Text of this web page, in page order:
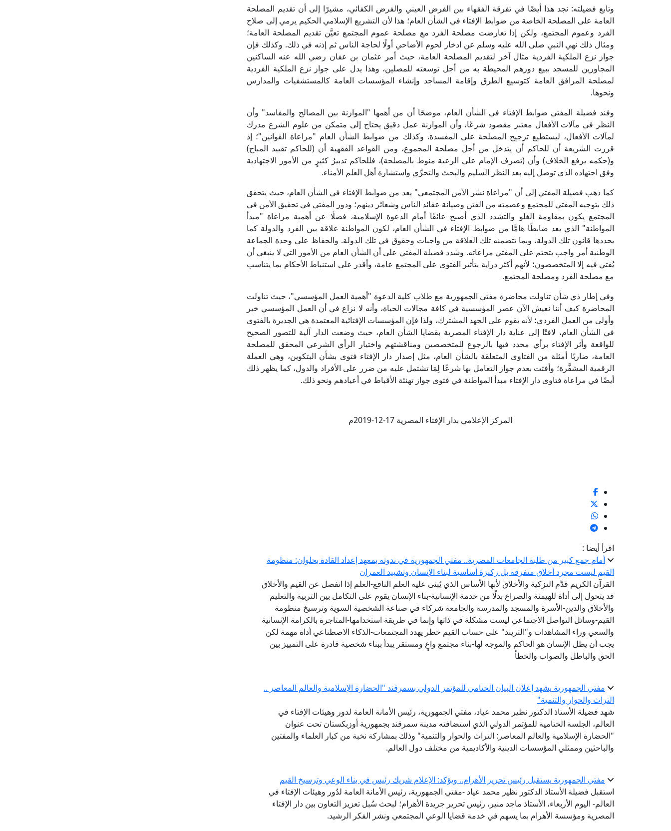
وتابع فضيلته: نجد هذا أيضًا في تفرقة الفقهاء بين الفرض العيني والفرض الكفائي، مشيرًا إلى أن تقديم المصلحة
العامة على المصلحة الخاصة من ضوابط الإفتاء في الشأن العام؛ هذا لأن التشريع الإسلامي الحكيم يرمي إلى صلاح
الفرد وعموم المجتمع، ولكن إذا تعارضت مصلحة الفرد مع مصلحة عموم المجتمع تعيَّن تقديم المصلحة العامة؛
ومثال ذلك نهي النبي صلى الله عليه وسلم عن ادخار لحوم الأضاحي أولًا لحاجة الناس ثم إذنه في ذلك. وكذلك فإن
جواز نزع الملكية الفردية مثال آخر لتقديم المصلحة العامة، حيث أمر عثمان بن عفان رضي الله عنه الساكنين
المجاورين للمسجد ببيع دورهم المحيطة به من أجل توسعته للمصلين، وهذا يدل على جواز نزع الملكية الفردية
لمصلحة المرافق العامة كتوسيع الطرق وإقامة المساجد وإنشاء المؤسسات العامة كالمستشفيات والمدارس
ونحوها.
وفند فضيلة المفتي ضوابط الإفتاء في الشأن العام، موضحًا أن من أهمها "الموازنة بين المصالح والمفاسد" وأن
النظر في مآلات الأفعال معتبر مقصود شرعًا، وأن الموازنة عمل دقيق يحتاج إلى متمكن من علوم الشرع مدرك
لمآلات الأفعال، ليستطيع ترجيح المصلحة على المفسدة. وكذلك من ضوابط الشأن العام "مراعاة القوانين"؛ إذ
قررت الشريعة أن للحاكم أن يتدخل من أجل مصلحة المجموع، ومن القواعد الفقهية أن (للحاكم تقييد المباح)
و(حكمه يرفع الخلاف) وأن (تصرف الإمام على الرعية منوط بالمصلحة)، فللحاكم تدبيرُ كثيرٍ من الأمور الاجتهادية
وفق اجتهاده الذي توصل إليه بعد النظر السليم والبحث والتحرِّي واستشارة أهل العلم الأمناء.
كما ذهب فضيلة المفتي إلى أن "مراعاة نشر الأمن المجتمعي" يعد من ضوابط الإفتاء في الشأن العام، حيث يتحقق
ذلك بتوجيه المفتي للمجتمع وعصمته من الفتن وصيانة عقائد الناس وشعائر دينهم؛ ودور المفتي في تحقيق الأمن في
المجتمع يكون بمقاومة الغلو والتشدد الذي أصبح عائقًا أمام الدعوة الإسلامية، فضلًا عن أهمية مراعاة "مبدأ
المواطنة" الذي يعد ضابطًا هامًّا من ضوابط الإفتاء في الشأن العام، لكون المواطنة علاقة بين الفرد والدولة كما
يحددها قانون تلك الدولة، وبما تتضمنه تلك العلاقة من واجبات وحقوق في تلك الدولة. والحفاظ على وحدة الجماعة
الوطنية أمر واجب يتحتم على المفتي مراعاته. وشدد فضيلة المفتي على أن الشأن العام من الأمور التي لا ينبغي أن
يُفتي فيه إلا المتخصصون؛ لأنهم أكثر دراية بتأثير الفتوى على المجتمع عامة، وأقدر على استنباط الأحكام بما يتناسب
مع مصلحة الفرد ومصلحة المجتمع.
وفي إطار ذي شأن تناولت محاضرة مفتي الجمهورية مع طلاب كلية الدعوة "أهمية العمل المؤسسي"، حيث تناولت
المحاضرة كيف أننا نعيش الآن عصر المؤسسية في كافة مجالات الحياة، وأنه لا نزاع في أن العمل المؤسسي خير
وأولى من العمل الفردي؛ لأنه يقوم على الجهد المشترك، ولذا فإن المؤسسات الإفتائية المعتمدة هي الجديرة بالفتوى
في الشأن العام، لافتًا إلى عناية دار الإفتاء المصرية بقضايا الشأن العام، حيث وضعت الدار آلية للتصور الصحيح
للواقعة وأثر الإفتاء برأي محدد فيها بالرجوع للمتخصصين ومناقشتهم واختيار الرأي الشرعي المحقق للمصلحة
العامة، ضاربًا أمثلة من الفتاوى المتعلقة بالشأن العام، مثل إصدار دار الإفتاء فتوى بشأن البتكوين، وهي العملة
الرقمية المشفَّرة؛ وأفتت بعدم جواز التعامل بها شرعًا لِمَا تشتمل عليه من ضرر على الأفراد والدول، كما يظهر ذلك
أيضًا في مراعاة فتاوى دار الإفتاء مبدأ المواطنة في فتوى جواز تهنئة الأقباط في أعيادهم ونحو ذلك.
المركز الإعلامي بدار الإفتاء المصرية 17-12-2019م
اقرأ أيضا :
أمام جمع كبير من طلبة الجامعات المصرية.. مفتي الجمهورية في ندوته بمعهد إعداد القادة بحلوان: منظومة
القيم ليست مجرد أخلاق متفرقة بل ركيزة أساسية لبناء الإنسان وتشييد العمران
القرآن الكريم قدَّم التزكية والأخلاق لأنها الأساس الذي يُبنى عليه العلم النافع-العلم إذا انفصل عن القيم والأخلاق
قد يتحول إلى أداة للهيمنة والصراع بدلًا من خدمة الإنسانية-بناء الإنسان يقوم على التكامل بين التربية والتعليم
والأخلاق والدين-الأسرة والمسجد والمدرسة والجامعة شركاء في صناعة الشخصية السوية وترسيخ منظومة
القيم-وسائل التواصل الاجتماعي ليست مشكلة في ذاتها وإنما في طريقة استخدامها-المتاجرة بالكرامة الإنسانية
والسعي وراء المشاهدات و"التريند" على حساب القيم خطر يهدد المجتمعات-الذكاء الاصطناعي أداة مهمة لكن
يجب أن يظل الإنسان هو الحاكم والموجه لها-بناء مجتمع واعٍ ومستقر يبدأ ببناء شخصية قادرة على التمييز بين
الحق والباطل والصواب والخطأ
مفتي الجمهورية يشهد إعلان البيان الختامي للمؤتمر الدولي بسمرقند "الحضارة الإسلامية والعالم المعاصر ..
التراث والحوار والتنمية"
شهد فضيلة الأستاذ الدكتور نظير محمد عياد، مفتي الجمهورية، رئيس الأمانة العامة لدور وهيئات الإفتاء في
العالم، الجلسة الختامية للمؤتمر الدولي الذي استضافته مدينة سمرقند بجمهورية أوزبكستان تحت عنوان
"الحضارة الإسلامية والعالم المعاصر: التراث والحوار والتنمية" وذلك بمشاركة نخبة من كبار العلماء والمفتين
والباحثين وممثلي المؤسسات الدينية والأكاديمية من مختلف دول العالم.
مفتي الجمهورية يستقبل رئيس تحرير الأهرام.. ويؤكد: الإعلام شريك رئيس في بناء الوعي وترسيخ القيم
استقبل فضيلة الأستاذ الدكتور نظير محمد عياد -مفتي الجمهورية، رئيس الأمانة العامة لدُور وهيئات الإفتاء في
العالم- اليوم الأربعاء، الأستاذ ماجد منير، رئيس تحرير جريدة الأهرام؛ لبحث سُبل تعزيز التعاون بين دار الإفتاء
المصرية ومؤسسة الأهرام بما يسهم في خدمة قضايا الوعي المجتمعي ونشر الفكر الرشيد.